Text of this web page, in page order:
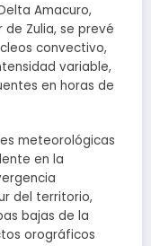
Amacuro,
de Zulia, se prevé
convectivo,
variable,
en horas de
meteorológicas
en la
del territorio,
bajas de la
orográficos